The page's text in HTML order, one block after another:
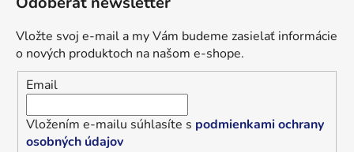
Vložte svoj e-mail a my Vám budeme zasielať informácie
o nových produktoch na našom e-shope.
Email
Vložením e-mailu súhlasíte s podmienkami ochrany
osobných údajov